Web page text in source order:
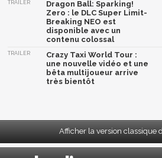
TRAILER
Dragon Ball: Sparking!
Zero : le DLC Super Limit-
Breaking NEO est
disponible avec un
contenu colossal
TRAILER
Crazy Taxi World Tour :
une nouvelle vidéo et une
bêta multijoueur arrive
très bientôt
Afficher la version classique